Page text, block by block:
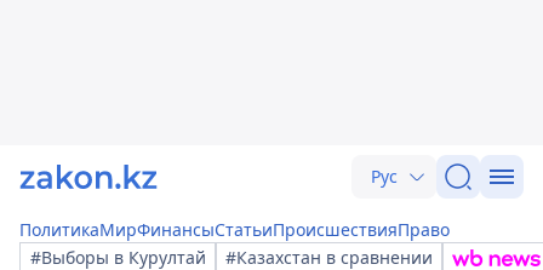
Рус
ПолитикаМирФинансыСтатьиПроисшествияПраво
#Выборы в Курултай
#Казахстан в сравнении